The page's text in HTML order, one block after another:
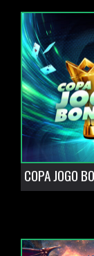
COPA JOGO